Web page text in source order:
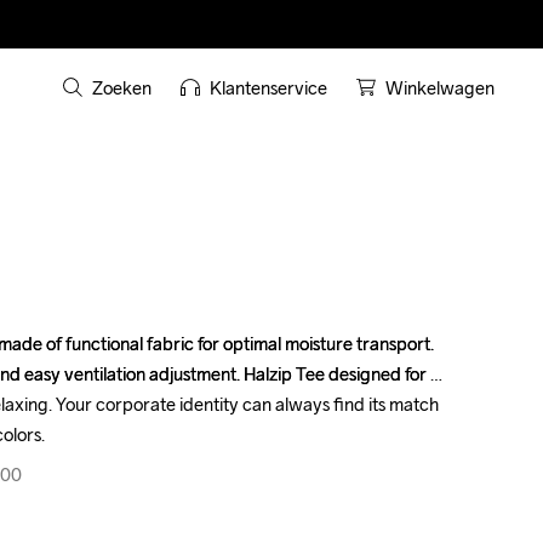
Zoeken Klantenservice Winkelwagen
of functional fabric for optimal moisture transport.
easy ventilation adjustment. Halzip Tee designed for
Your corporate identity can always find its match
of functional fabric for optimal moisture transport.
easy ventilation adjustment. Halzip Tee designed for
Your corporate identity can always find its match